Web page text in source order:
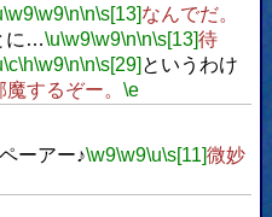
\w9\w9\n\n\s[13]なんでだ。
に…\u\w9\w9\n\n\s[13]待
\c\h\w9\n\n\s[29] というわけ
魔するぞー。 \e
ーアー♪\w9\w9\u\s[11]微妙